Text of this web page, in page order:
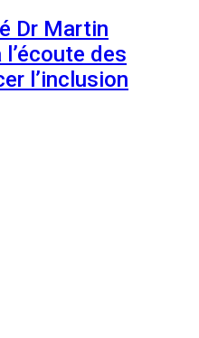
Dr Martin
des
l’inclusion